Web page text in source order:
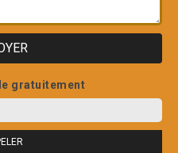
gratuitement